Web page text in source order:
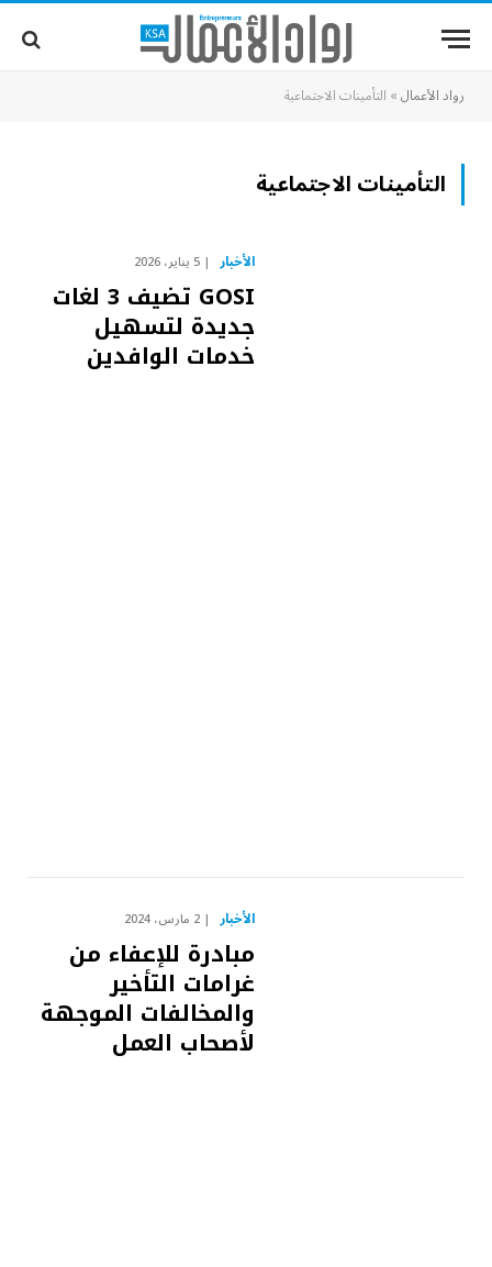
رواد الأعمال» التأمينات الاجتماعية
التأمينات الاجتماعية
الأخبار 5 يناير، 2026
GOSI تضيف 3 لغات
جديدة لتسهيل
خدمات الوافدين
الأخبار 2 مارس، 2024
مبادرة للإعفاء من
غرامات التأخير
والمخالفات الموجهة
لأصحاب العمل